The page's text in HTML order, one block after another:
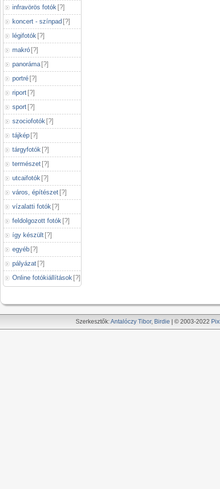
infravörös fotók [?]
koncert - színpad [?]
légifotók [?]
makró [?]
panoráma [?]
portré [?]
riport [?]
sport [?]
szociofotók [?]
tájkép [?]
tárgyfotók [?]
természet [?]
utcaifotók [?]
város, építészet [?]
vízalatti fotók [?]
feldolgozott fotók [?]
így készült [?]
egyéb [?]
pályázat [?]
Online fotókiállítások [?]
Szerkesztők:Antalóczy Tibor, Birdie | © 2003-2022